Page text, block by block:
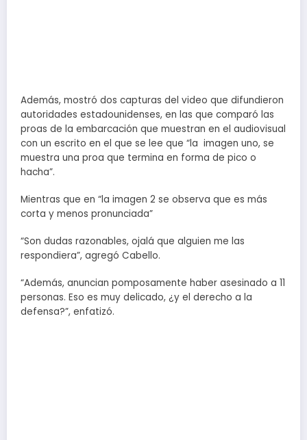
Además, mostró dos capturas del video que difundieron
autoridades estadounidenses, en las que comparó las
proas de la embarcación que muestran en el audiovisual
con un escrito en el que se lee que “la imagen uno, se
muestra una proa que termina en forma de pico o
hacha”.
Mientras que en “la imagen 2 se observa que es más
corta y menos pronunciada”
“Son dudas razonables, ojalá que alguien me las
respondiera”, agregó Cabello.
“Además, anuncian pomposamente haber asesinado a 11
personas. Eso es muy delicado, ¿y el derecho a la
defensa?”, enfatizó.